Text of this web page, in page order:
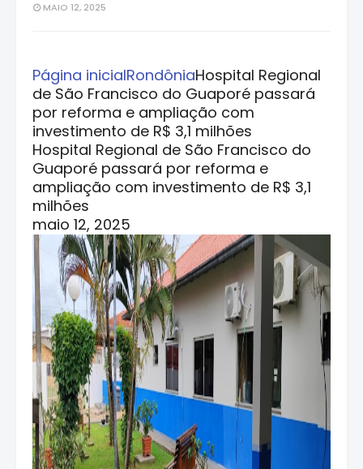
MAIO 12, 2025
Página inicialRondôniaHospital Regional
de São Francisco do Guaporé passará
por reforma e ampliação com
investimento de R$ 3,1 milhões
Hospital Regional de São Francisco do
Guaporé passará por reforma e
ampliação com investimento de R$ 3,1
milhões
maio 12, 2025